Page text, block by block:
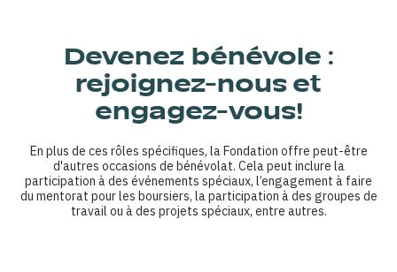
Devenez bénévole :
rejoignez-nous et
engagez-vous!
En plus de ces rôles spécifiques, la Fondation offre peut-être
d'autres occasions de bénévolat. Cela peut inclure la
participation à des événements spéciaux, l’engagement à faire
du mentorat pour les boursiers, la participation à des groupes de
travail ou à des projets spéciaux, entre autres.